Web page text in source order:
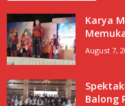
Karya
August 7,
Balong